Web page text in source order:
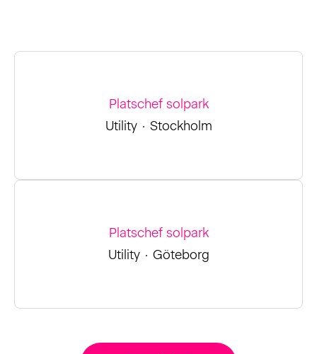
Platschef solpark
Utility · Stockholm
Platschef solpark
Utility · Göteborg